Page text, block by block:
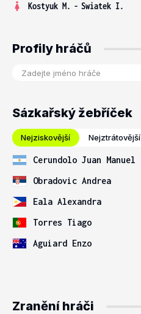
Kostyuk M. - Swiatek I.
Profily hráčů
Sázkařský žebříček
Nejziskovější Nejztrátovější
Cerundolo Juan Manuel
Obradovic Andrea
Eala Alexandra
Torres Tiago
Aguiard Enzo
Zranění hráči